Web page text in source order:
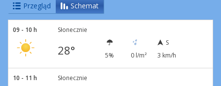
Przegląd Schemat
09 - 10 h Słonecznie
28° 5% 0 l/m²
S
3 km/h
10 - 11 h Słonecznie